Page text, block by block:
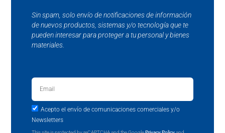
Sin spam, solo envío de notificaciones de información
de nuevos productos, sistemas y/o tecnología que te
pueden interesar para proteger a tu personal y bienes
materiales.
Acepto el envío de comunicaciones comerciales y/o
Newsletters